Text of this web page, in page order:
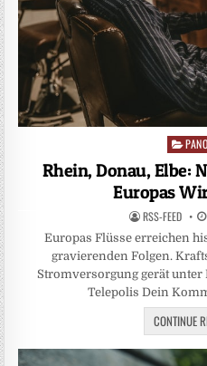
Posted
in
Rhein, Donau, Elbe:
Europas
RSS-FEED
Europas Flüsse erreichen
gravierenden Folgen.
Stromversorgung gerät unter
Telepolis Dein
CONTINUE